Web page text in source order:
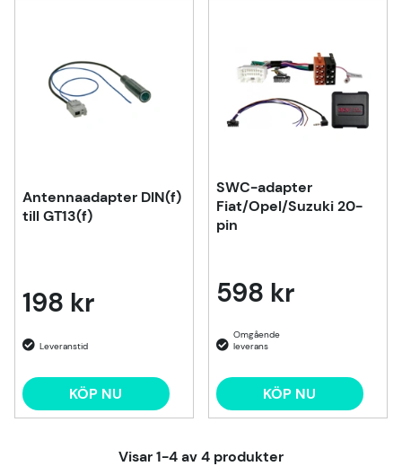
Antennaadapter DIN(f)
till GT13(f)
198 kr
KÖP NU
SWC-adapter
Fiat/Opel/Suzuki 20-
pin
598 kr
KÖP NU
Visar1-4av4 produkter